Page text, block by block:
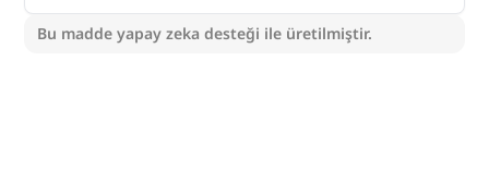
Bu madde yapay zeka desteği ile üretilmiştir.